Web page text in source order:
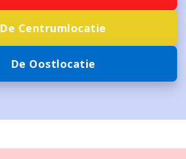
De Centrumlocatie
De Oostlocatie